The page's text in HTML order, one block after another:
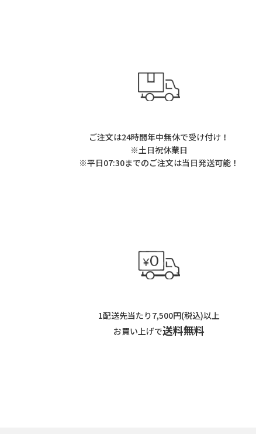
ご注文は24時間年中無休で受け付け！
※土日祝休業日
※平日07:30までのご注文は当日発送可能！
1配送先当たり7,500円(税込)以上
お買い上げで送料無料